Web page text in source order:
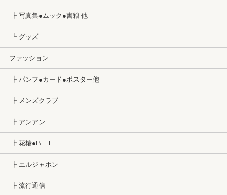
┣ 写真集●ムック●書籍 他
┗ グッズ
ファッション
┣ パンフ●カード●ポスター他
┣ メンズクラブ
┣ アンアン
┣ 花椿●BELL
┣ エルジャポン
┣ 流行通信